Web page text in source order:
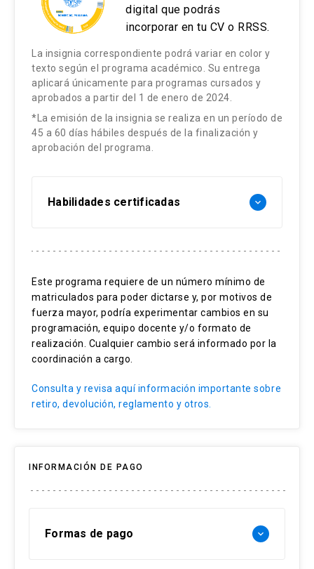
digital que podrás
incorporar en tu CV o RRSS.
La insignia correspondiente podrá variar en color y
texto según el programa académico. Su entrega
aplicará únicamente para programas cursados y
aprobados a partir del 1 de enero de 2024.
*La emisión de la insignia se realiza en un período de
45 a 60 días hábiles después de la finalización y
aprobación del programa.
Habilidades certificadas keyboard_arrow_down
Equipos virtuales
Liderazgo remoto
Comunicación efectiva
Colaboración virtual
Autogestión
Este programa requiere de un número mínimo de
matriculados para poder dictarse y, por motivos de
fuerza mayor, podría experimentar cambios en su
programación, equipo docente y/o formato de
realización. Cualquier cambio será informado por la
coordinación a cargo.
Consulta y revisa aquí información importante sobre
retiro, devolución, reglamento y otros.
INFORMACIÓN DE PAGO
Formas de pago keyboard_arrow_down